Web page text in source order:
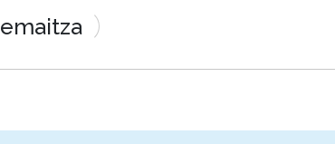
emaitza